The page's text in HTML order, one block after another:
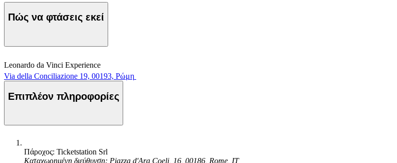
Πώς να φτάσεις εκεί
Leonardo da Vinci Experience
Via della Conciliazione 19, 00193, Ρώμη
Επιπλέον πληροφορίες
Πάροχος: Ticketstation Srl
Καταχωρημένη διεύθυνση: Piazza d'Ara Coeli, 16, 00186, Rome, IT